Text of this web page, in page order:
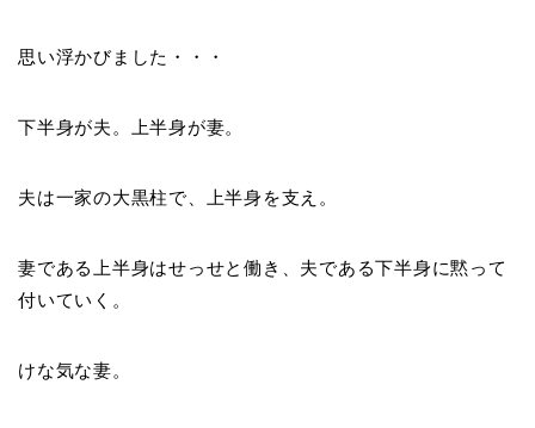
思い浮かびました・・・
下半身が夫。上半身が妻。
夫は一家の大黒柱で、上半身を支え。
妻である上半身はせっせと働き、夫である下半身に黙って
付いていく。
けな気な妻。